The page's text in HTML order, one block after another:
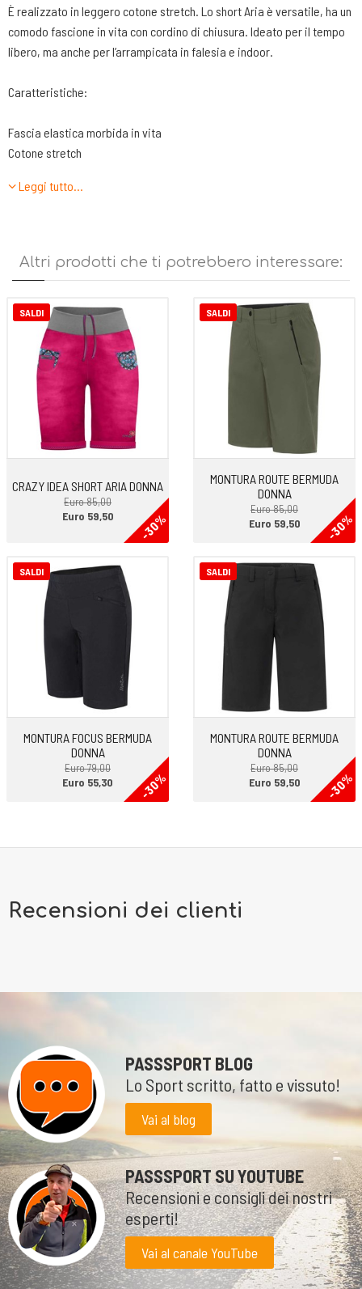
È realizzato in leggero cotone stretch. Lo short Aria è versatile, ha un
comodo fascione in vita con cordino di chiusura. Ideato per il tempo
libero, ma anche per l’arrampicata in falesia e indoor.
Caratteristiche:
Fascia elastica morbida in vita
Cotone stretch
2 tasche aperte laterali
Leggi tutto…
Altri prodotti che ti potrebbero interessare:
SALDI
CRAZY IDEA SHORT ARIA DONNA
Euro 85,00
-30%
Euro 59,50
SALDI
MONTURA ROUTE BERMUDA
DONNA
Euro 85,00
-30%
Euro 59,50
SALDI
MONTURA FOCUS BERMUDA
DONNA
Euro 79,00
-30%
Euro 55,30
SALDI
MONTURA ROUTE BERMUDA
DONNA
Euro 85,00
-30%
Euro 59,50
Recensioni dei clienti
PASSSPORT BLOG
Lo Sport scritto, fatto e vissuto!
Vai al blog
PASSSPORT SU YOUTUBE
Recensioni e consigli dei nostri
esperti!
Vai al canale YouTube